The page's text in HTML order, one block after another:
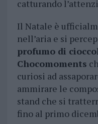
catturando
Il Natale è
nell’aria e si
profumo di
Chocomoments
curiosi ad
ammirare le
stand che si
fino al primo